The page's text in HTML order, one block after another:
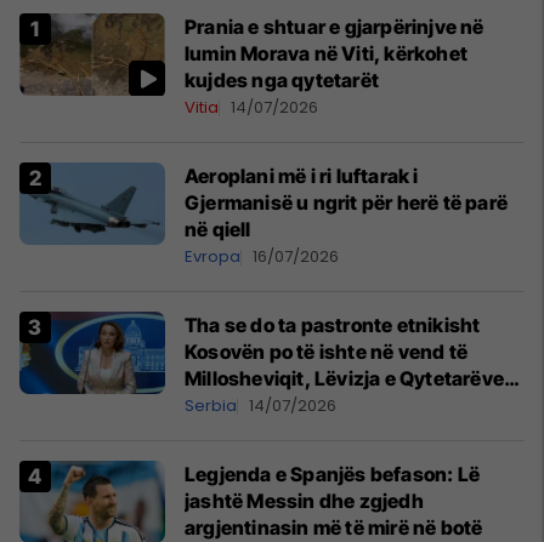
Prania e shtuar e gjarpërinjve në
lumin Morava në Viti, kërkohet
kujdes nga qytetarët
Vitia 14/07/2026
Aeroplani më i ri luftarak i
Gjermanisë u ngrit për herë të parë
në qiell
Evropa 16/07/2026
Tha se do ta pastronte etnikisht
Kosovën po të ishte në vend të
Millosheviqit, Lëvizja e Qytetarëve
të Lirë në Serbi kërkon shkarkimin e
Serbia 14/07/2026
Legjenda e Spanjës befason: Lë
jashtë Messin dhe zgjedh
argjentinasin më të mirë në botë